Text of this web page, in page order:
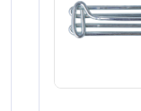
a favoritos